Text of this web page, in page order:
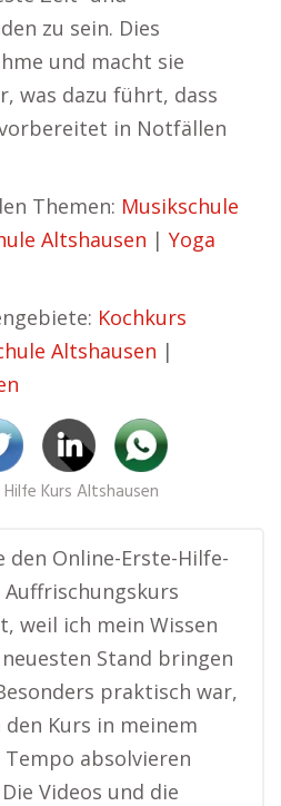
zu sein. Dies
und macht sie
was dazu führt, dass
in Notfällen
Themen: Musikschule
Altshausen | Yoga
Kochkurs
Altshausen |
Kurs Altshausen
den Online-Erste-Hilfe-
Auffrischungskurs
weil ich mein Wissen
Stand bringen
praktisch war,
den Kurs in meinem
Tempo absolvieren
Videos und die